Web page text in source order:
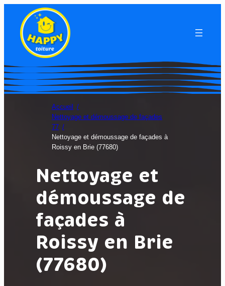
Accueil
Nettoyage et démoussage de façades
77
Nettoyage et démoussage de façades à
Roissy en Brie (77680)
Nettoyage et
démoussage de
façades à
Roissy en Brie
(77680)